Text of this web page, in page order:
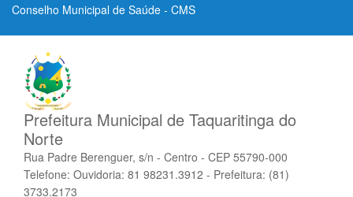
Conselho Municipal de Saúde - CMS
Prefeitura Municipal de Taquaritinga do
Norte
Rua Padre Berenguer, s/n - Centro - CEP 55790-000
Telefone: Ouvidoria: 81 98231.3912 - Prefeitura: (81)
3733.2173